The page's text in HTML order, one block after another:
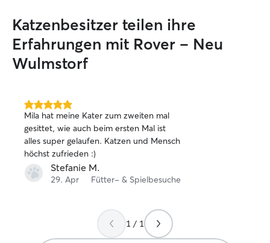
Katzenbesitzer teilen ihre
Erfahrungen mit Rover – Neu
Wulmstorf
5.0
von
5
Sternen
Mila hat meine Kater zum zweiten mal
gesittet, wie auch beim ersten Mal ist
alles super gelaufen. Katzen und Mensch
höchst zufrieden :)
Stefanie M.
29. Apr Fütter- & Spielbesuche
1 / 1